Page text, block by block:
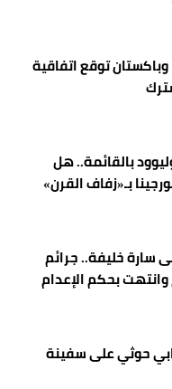
توقع اتفاقية
بالقائمة.. هل
بـ«زفاف القرن»
سارة خليفة.. جرائم
بحكم الإعدام
حوثي على سفينة